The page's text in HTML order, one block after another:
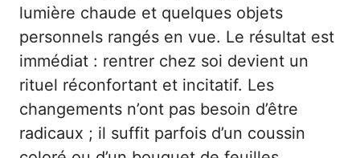
lumière chaude et quelques objets
personnels rangés en vue. Le résultat est
immédiat : rentrer chez soi devient un
rituel réconfortant et incitatif. Les
changements n’ont pas besoin d’être
radicaux ; il suffit parfois d’un coussin